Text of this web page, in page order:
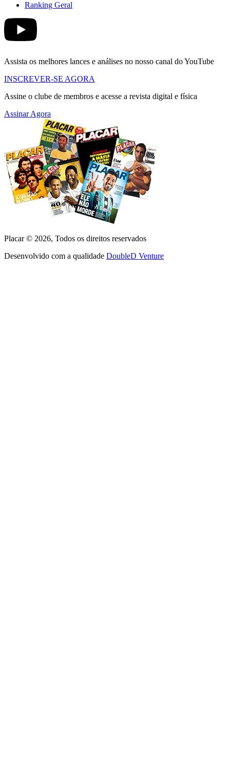
Ranking Geral
Assista os melhores lances e análises no nosso canal do YouTube
INSCREVER-SE AGORA
Assine o clube de membros e acesse a revista digital e física
Assinar Agora
Placar © 2026, Todos os direitos reservados
Desenvolvido com a qualidade DoubleD Venture